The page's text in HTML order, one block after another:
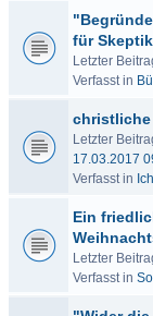
für
Letzter
Verfasst in
christliche
Letzter
17.03.2017
Verfasst in
Ein
Letzter
Verfasst in